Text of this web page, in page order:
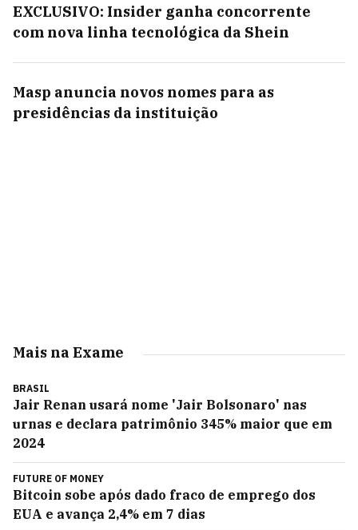
EXCLUSIVO: Insider ganha concorrente
com nova linha tecnológica da Shein
Masp anuncia novos nomes para as
presidências da instituição
Mais na Exame
BRASIL
Jair Renan usará nome 'Jair Bolsonaro' nas
urnas e declara patrimônio 345% maior que em
2024
FUTURE OF MONEY
Bitcoin sobe após dado fraco de emprego dos
EUA e avança 2,4% em 7 dias